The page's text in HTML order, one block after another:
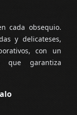
cada obsequio.
y delicateses,
con un
que garantiza